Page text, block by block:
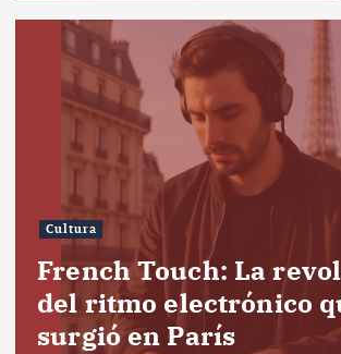
Cultura
French Touch: La
del ritmo electrónico
surgió en París